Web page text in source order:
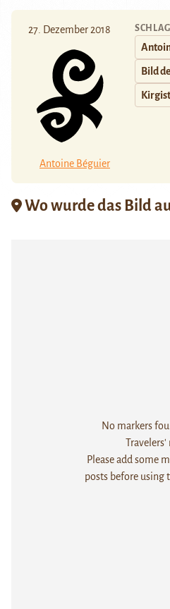
27. Dezember 2018
Antoine Béguier
Bild
Wo wurde das Bild
No markers
Travelers'
Please add some
posts before using